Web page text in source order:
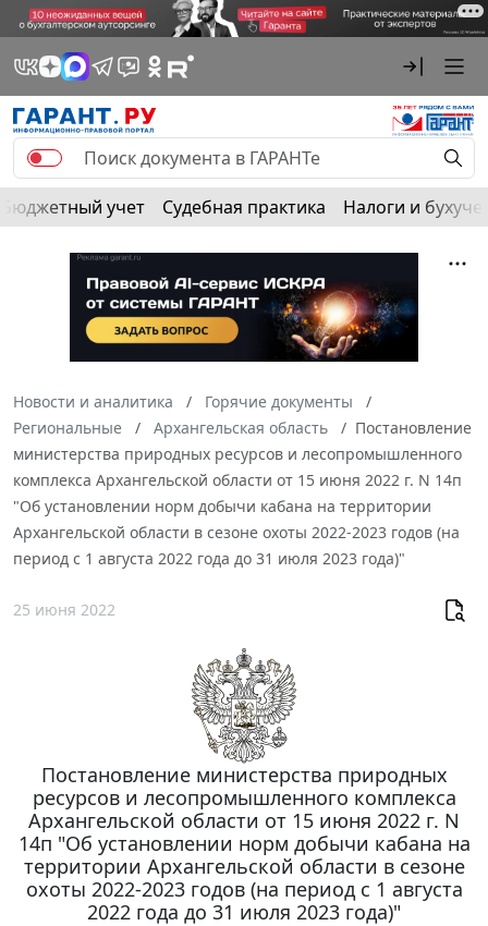
Бюджетный учет Судебная практика Налоги и
Новости и аналитика
Горячие документы
Региональные
Архангельская область
Постановление
министерства природных ресурсов и лесопромышленного
комплекса Архангельской области от 15 июня 2022 г. N 14п
"Об установлении норм добычи кабана на территории
Архангельской области в сезоне охоты 2022-2023 годов (на
период с 1 августа 2022 года до 31 июля 2023 года)"
25 июня 2022
Постановление министерства природных
ресурсов и лесопромышленного комплекса
Архангельской области от 15 июня 2022 г. N
14п "Об установлении норм добычи кабана на
территории Архангельской области в сезоне
охоты 2022-2023 годов (на период с 1 августа
2022 года до 31 июля 2023 года)"